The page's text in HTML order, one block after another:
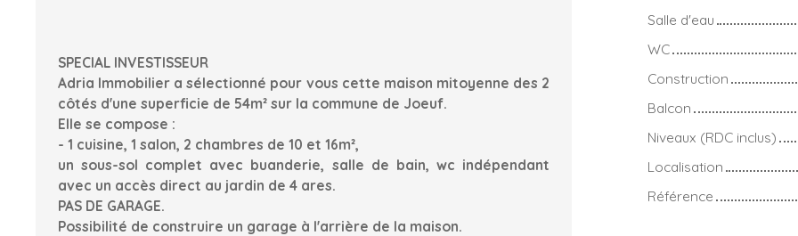
SPECIAL INVESTISSEUR
Adria Immobilier a sélectionné pour vous cette maison mitoyenne des 2
côtés d'une superficie de 54m² sur la commune de Joeuf.
Elle se compose :
- 1 cuisine, 1 salon, 2 chambres de 10 et 16m²,
un sous-sol complet avec buanderie, salle de bain, wc indépendant
avec un accès direct au jardin de 4 ares.
PAS DE GARAGE.
Possibilité de construire un garage à l'arrière de la maison.
Salle d'eau
WC
Construction
Balcon
Niveaux (RDC inclus)
Localisation
Référence